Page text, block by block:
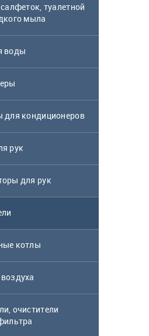
туалетной
мыла
воды
для кондиционеров
рук
для рук
котлы
очистители
SC-HB42S08
6 900
Микроволновая
печь Samsung
MS23K3614AW BW
белый
64 900